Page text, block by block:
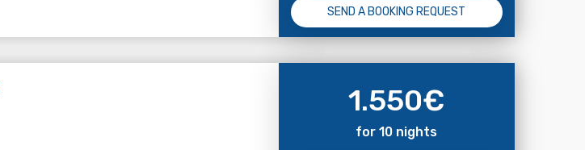
SEND A BOOKING REQUEST
1.550€
for 10 nights